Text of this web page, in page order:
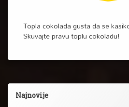
Topla cokolada gusta da se
Skuvajte pravu toplu cokoladu!
Lijeva bočna traka
Najnovije